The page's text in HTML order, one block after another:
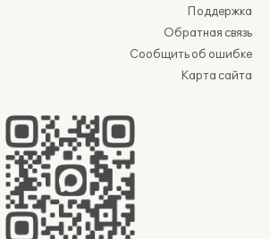
Поддержка
Обратная связь
Сообщить об ошибке
Карта сайта